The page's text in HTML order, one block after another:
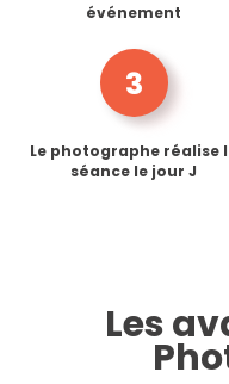
événement
3
Le photographe réalise
séance le jour J
Les